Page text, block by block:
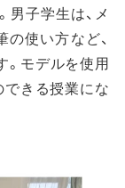
子学生は、メ
使い方など、
。モデルを使用
できる授業にな